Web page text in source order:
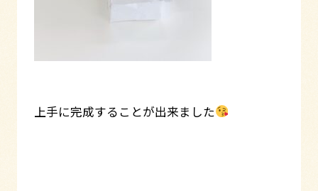
上手に完成することが出来ました